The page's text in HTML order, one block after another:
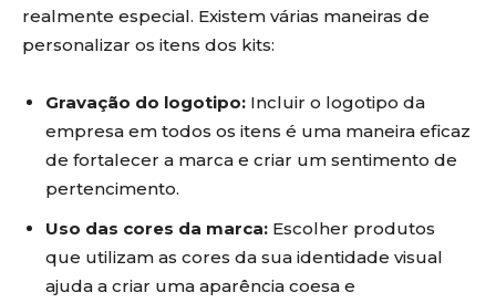
realmente especial. Existem várias maneiras de
personalizar os itens dos kits:
Gravação do logotipo: Incluir o logotipo da
empresa em todos os itens é uma maneira eficaz
de fortalecer a marca e criar um sentimento de
pertencimento.
Uso das cores da marca: Escolher produtos
que utilizam as cores da sua identidade visual
ajuda a criar uma aparência coesa e